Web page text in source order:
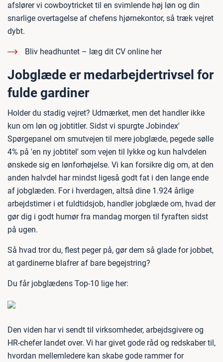
afslører vi cowboytricket til en svimlende høj løn og din
snarlige overtagelse af chefens hjørnekontor, så træk vejret
dybt.
Bliv headhuntet – læg dit CV online her
Jobglæde er medarbejdertrivsel for
fulde gardiner
Holder du stadig vejret? Udmærket, men det handler ikke
kun om løn og jobtitler. Sidst vi spurgte Jobindex'
Spørgepanel om smutvejen til mere jobglæde, pegede sølle
4% på 'en ny jobtitel' som vejen til lykke og kun halvdelen
ønskede sig en lønforhøjelse. Vi kan forsikre dig om, at den
anden halvdel har mindst ligeså godt fat i den lange ende
af jobglæden. For i hverdagen, altså dine 1.924 årlige
arbejdstimer i et fuldtidsjob, handler jobglæde om, hvad der
gør dig i godt humør fra mandag morgen til fyraften sidst
på ugen.
Så hvad tror du, flest peger på, gør dem så glade for jobbet,
at gardinerne blafrer af bare begejstring?
Du får jobglædens Top-10 lige her:
Den viden har vi sendt til virksomheder, arbejdsgivere og
HR-chefer landet over. Vi har givet gode råd og redskaber til,
hvordan mellemledere kan skabe gode rammer for